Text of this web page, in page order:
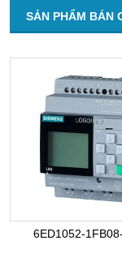
SẢN PHẨM BÁN
6ED1052-